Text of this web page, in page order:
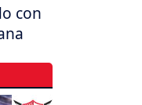
con